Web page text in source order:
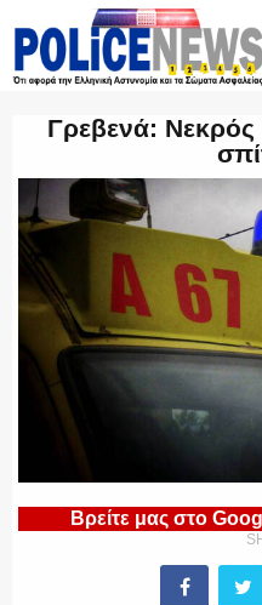
ΤΡΟΧΑΙΑ
ΟΜΑΔΑ “Ζ”
Γρεβενά:
Βρείτε μας στο